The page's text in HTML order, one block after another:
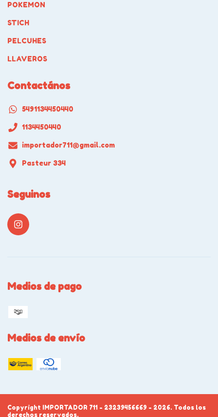
POKEMON
STICH
PELCUHES
LLAVEROS
Contactános
5491134450440
1134450440
importador711@gmail.com
Pasteur 334
Seguinos
Medios de pago
Medios de envío
Copyright IMPORTADOR 711 - 23239456669 - 2026. Todos los
derechos reservados.